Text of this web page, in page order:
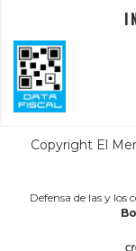
Copyright El
Defensa de las y los